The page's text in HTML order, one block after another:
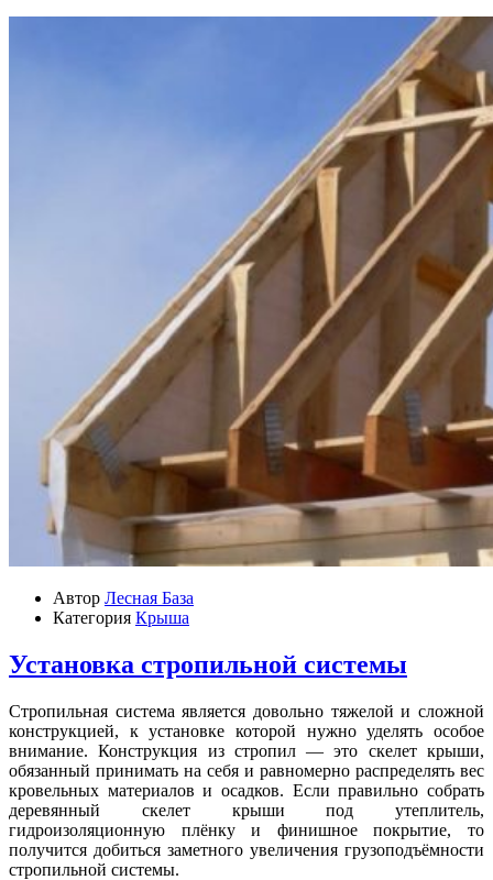
Автор Лесная База
Категория Крыша
Установка стропильной системы
Стропильная система является довольно тяжелой и сложной
конструкцией, к установке которой нужно уделять особое
внимание. Конструкция из стропил — это скелет крыши,
обязанный принимать на себя и равномерно распределять вес
кровельных материалов и осадков. Если правильно собрать
деревянный скелет крыши под утеплитель,
гидроизоляционную плёнку и финишное покрытие, то
получится добиться заметного увеличения грузоподъёмности
стропильной системы.